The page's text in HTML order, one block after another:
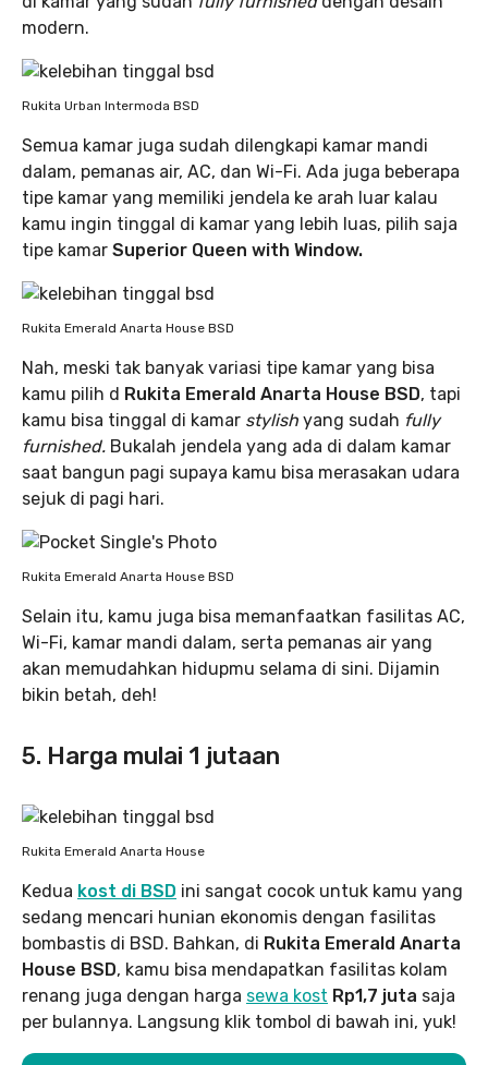
modern.
Rukita Urban Intermoda BSD
Semua kamar juga sudah dilengkapi kamar mandi
dalam, pemanas air, AC, dan Wi-Fi. Ada juga beberapa
tipe kamar yang memiliki jendela ke arah luar kalau
kamu ingin tinggal di kamar yang lebih luas, pilih saja
tipe kamar Superior Queen with Window.
Rukita Emerald Anarta House BSD
Nah, meski tak banyak variasi tipe kamar yang bisa
kamu pilih d Rukita Emerald Anarta House BSD, tapi
kamu bisa tinggal di kamar stylish yang sudah fully
furnished. Bukalah jendela yang ada di dalam kamar
saat bangun pagi supaya kamu bisa merasakan udara
sejuk di pagi hari.
Rukita Emerald Anarta House BSD
Selain itu, kamu juga bisa memanfaatkan fasilitas AC,
Wi-Fi, kamar mandi dalam, serta pemanas air yang
akan memudahkan hidupmu selama di sini. Dijamin
bikin betah, deh!
5. Harga mulai 1 jutaan
Rukita Emerald Anarta House
Kedua kost di BSD ini sangat cocok untuk kamu yang
sedang mencari hunian ekonomis dengan fasilitas
bombastis di BSD. Bahkan, di Rukita Emerald Anarta
House BSD, kamu bisa mendapatkan fasilitas kolam
renang juga dengan harga sewa kost Rp1,7 juta saja
per bulannya. Langsung klik tombol di bawah ini, yuk!